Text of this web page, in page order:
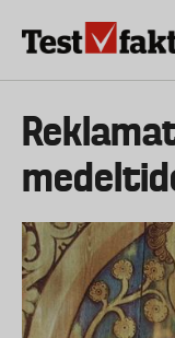
Huvudmeny
ny